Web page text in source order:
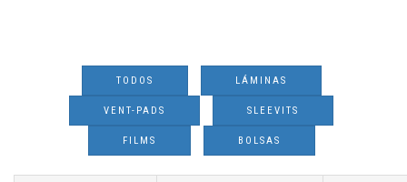
TODOS LÁMINAS
VENT-PADS SLEEVITS
FILMS BOLSAS